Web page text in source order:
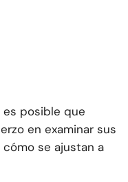
posible que
en examinar sus
se ajustan a